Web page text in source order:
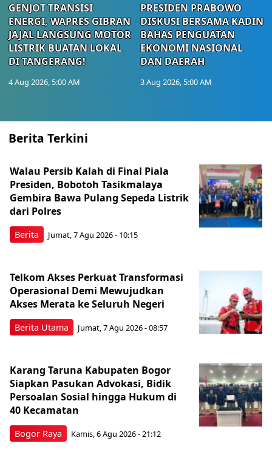
GENJOT TRANSISI
ENERGI, WAPRES GIBRAN
JAJAL LANGSUNG MOTOR
LISTRIK BUATAN LOKAL
DI TANGERANG!
4 Aug 2026, 5:00 AM
PRESIDEN PRABOWO
DISKUSI BERSAMA KADIN
BAHAS PENGUATAN
EKONOMI NASIONAL
DAN DAERAH
3 Aug 2026, 5:00 AM
Berita Terkini
Berita
Walau Persib Kalah di Final Piala
Presiden, Bobotoh Tasikmalaya
Gembira Bawa Pulang Sepeda Listrik
dari Polres
Jumat, 7 Agu 2026 - 10:15
Berita Utama
Telkom Akses Perkuat Transformasi
Operasional Demi Mewujudkan
Akses Merata ke Seluruh Negeri
Jumat, 7 Agu 2026 - 08:57
Bogor Raya
Karang Taruna Kabupaten Bogor
Siapkan Pasukan Advokasi, Bidik
Persoalan Sosial hingga Hukum di
40 Kecamatan
Kamis, 6 Agu 2026 - 21:12